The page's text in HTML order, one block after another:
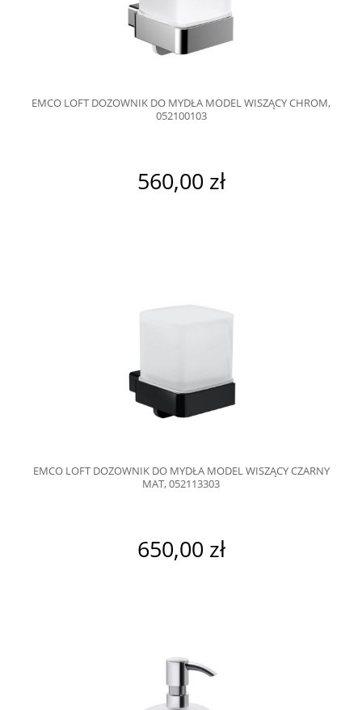
EMCO LOFT DOZOWNIK DO MYDŁA MODEL WISZĄCY CHROM,
052100103
560,00 zł
EMCO LOFT DOZOWNIK DO MYDŁA MODEL WISZĄCY CZARNY
MAT, 052113303
650,00 zł